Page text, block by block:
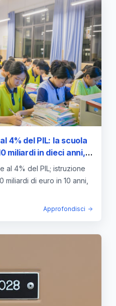
4% del PIL: la scuola
miliardi in dieci anni,
al 4% del PIL; istruzione
miliardi di euro in 10 anni,
Approfondisci